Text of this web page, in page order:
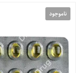
ناموجود